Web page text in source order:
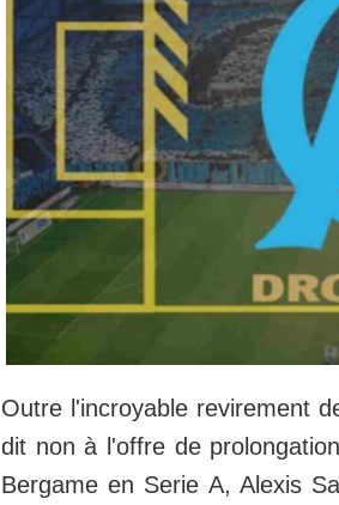
Outre l'incroyable revirement
dit non à l'offre de
Bergame en Serie A, Alexis